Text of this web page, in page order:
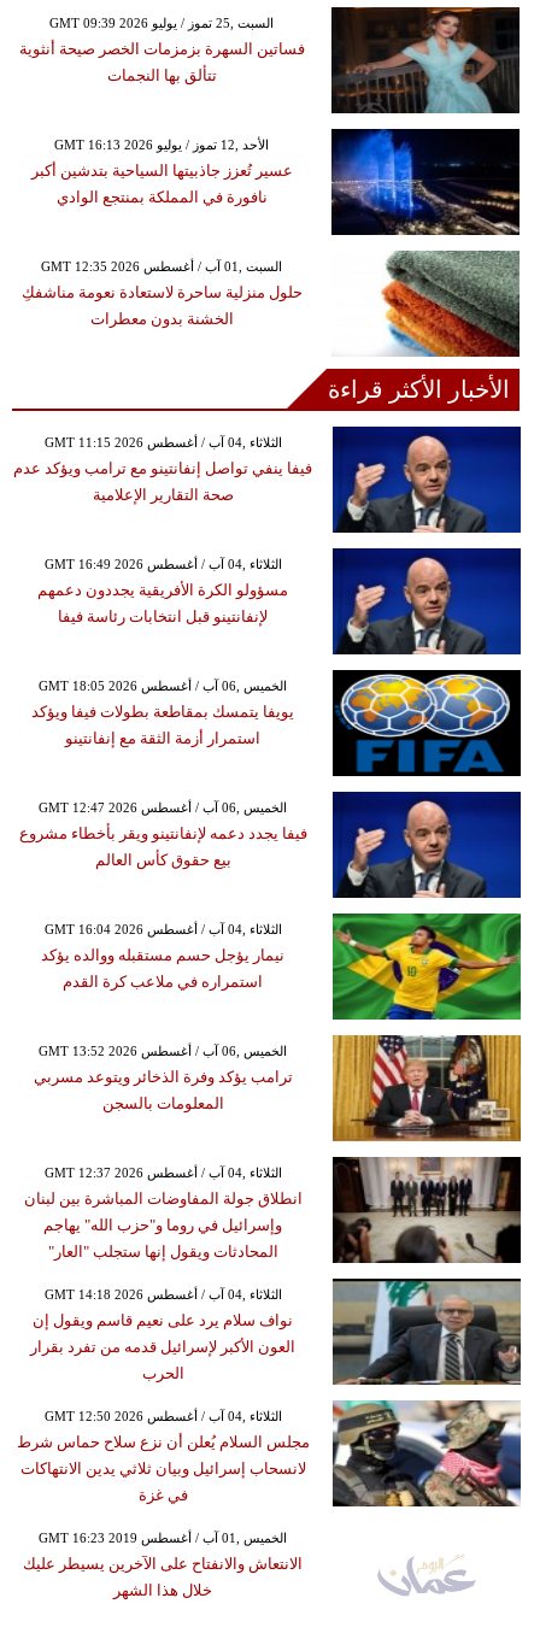
GMT 09:39 2026 السبت ,25 تموز / يوليو
فساتين السهرة بزمزمات الخصر صيحة أنثوية
تتألق بها النجمات
GMT 16:13 2026 الأحد ,12 تموز / يوليو
عسير تُعزز جاذبيتها السياحية بتدشين أكبر
نافورة في المملكة بمنتجع الوادي
GMT 12:35 2026 السبت ,01 آب / أغسطس
حلول منزلية ساحرة لاستعادة نعومة مناشفكِ
الخشنة بدون معطرات
الأخبار الأكثر قراءة
GMT 11:15 2026 الثلاثاء ,04 آب / أغسطس
فيفا ينفي تواصل إنفانتينو مع ترامب ويؤكد عدم
صحة التقارير الإعلامية
GMT 16:49 2026 الثلاثاء ,04 آب / أغسطس
مسؤولو الكرة الأفريقية يجددون دعمهم
لإنفانتينو قبل انتخابات رئاسة فيفا
GMT 18:05 2026 الخميس ,06 آب / أغسطس
يويفا يتمسك بمقاطعة بطولات فيفا ويؤكد
استمرار أزمة الثقة مع إنفانتينو
GMT 12:47 2026 الخميس ,06 آب / أغسطس
فيفا يجدد دعمه لإنفانتينو ويقر بأخطاء مشروع
بيع حقوق كأس العالم
GMT 16:04 2026 الثلاثاء ,04 آب / أغسطس
نيمار يؤجل حسم مستقبله ووالده يؤكد
استمراره في ملاعب كرة القدم
GMT 13:52 2026 الخميس ,06 آب / أغسطس
ترامب يؤكد وفرة الذخائر ويتوعد مسربي
المعلومات بالسجن
GMT 12:37 2026 الثلاثاء ,04 آب / أغسطس
انطلاق جولة المفاوضات المباشرة بين لبنان
وإسرائيل في روما و"حزب الله" يهاجم
المحادثات ويقول إنها ستجلب "العار"
GMT 14:18 2026 الثلاثاء ,04 آب / أغسطس
نواف سلام يرد على نعيم قاسم ويقول إن
العون الأكبر لإسرائيل قدمه من تفرد بقرار
الحرب
GMT 12:50 2026 الثلاثاء ,04 آب / أغسطس
مجلس السلام يُعلن أن نزع سلاح حماس شرط
لانسحاب إسرائيل وبيان ثلاثي يدين الانتهاكات
في غزة
GMT 16:23 2019 الخميس ,01 آب / أغسطس
الانتعاش والانفتاح على الآخرين يسيطر عليك
خلال هذا الشهر